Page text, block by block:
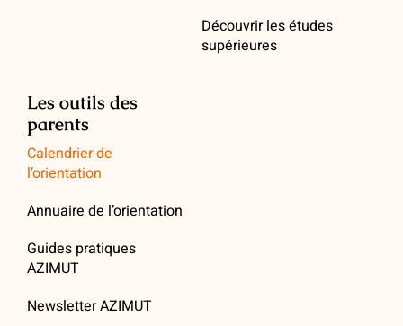
Découvrir les études
supérieures
Les outils des
parents
Calendrier de
l’orientation
Annuaire de l’orientation
Guides pratiques
AZIMUT
Newsletter AZIMUT